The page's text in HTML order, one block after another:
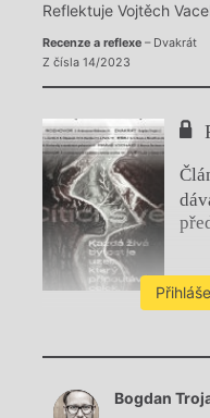
Reflektuje Vojtěch
Recenze a reflexe– Dvakrát
Z čísla 14/2023
Bogdan